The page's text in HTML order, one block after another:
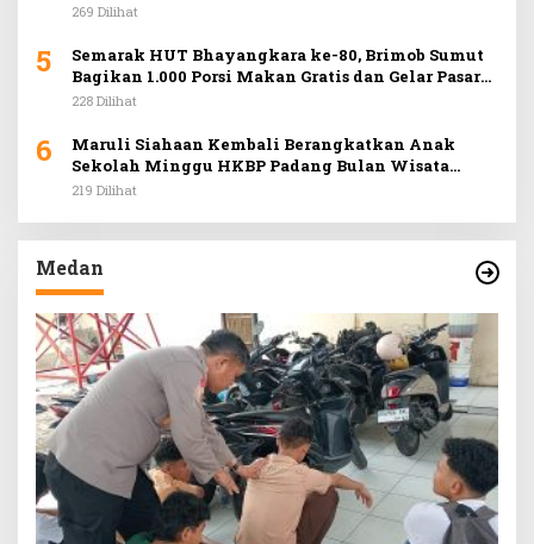
269 Dilihat
5
Semarak HUT Bhayangkara ke-80, Brimob Sumut
Bagikan 1.000 Porsi Makan Gratis dan Gelar Pasar
Murah di Car Free Day Medan
228 Dilihat
6
Maruli Siahaan Kembali Berangkatkan Anak
Sekolah Minggu HKBP Padang Bulan Wisata
Rohani ke Hill Park
219 Dilihat
Medan